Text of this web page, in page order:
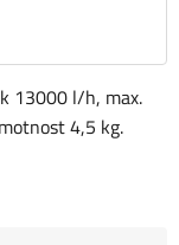
13000 l/h, max.
4,5 kg.